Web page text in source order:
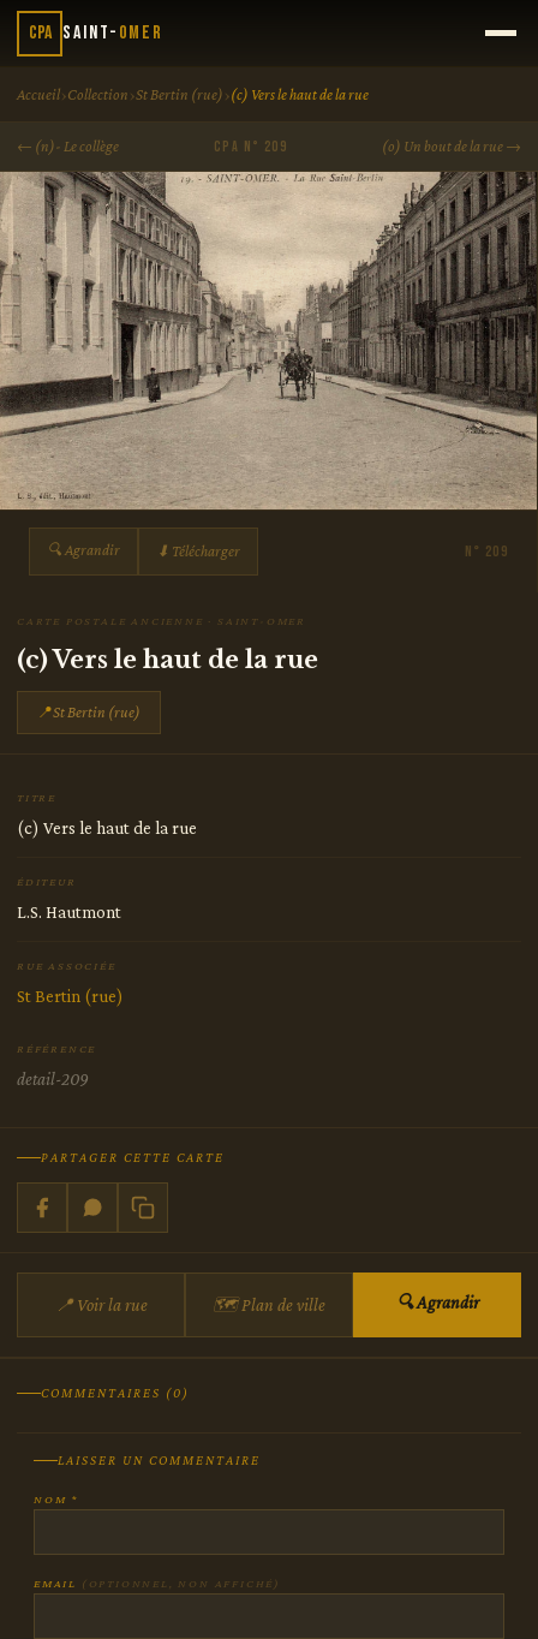
CPA Saint- Omer
Accueil›Collection ›St Bertin (rue) ›(c) Vers le haut de la rue
← (n)- Le collège CPA N° 209 (o) Un bout de la rue →
🔍 Agrandir ⬇ Télécharger N° 209
CARTE POSTALE ANCIENNE · SAINT-OMER
(c) Vers le haut de la rue
📍St Bertin (rue)
TITRE
(c) Vers le haut de la rue
ÉDITEUR
L.S. Hautmont
RUE ASSOCIÉE
St Bertin (rue)
RÉFÉRENCE
detail-209
PARTAGER CETTE CARTE
📍 Voir la rue 🗺 Plan de ville 🔍 Agrandir
COMMENTAIRES (0)
LAISSER UN COMMENTAIRE
NOM *
EMAIL (OPTIONNEL, NON AFFICHÉ)